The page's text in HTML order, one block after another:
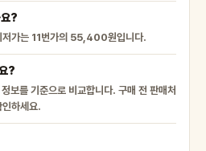
?
저가는 11번가의 55,400원입니다.
?
를 기준으로 비교합니다. 구매 전 판매처
하세요.